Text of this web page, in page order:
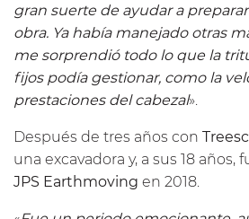
gran suerte de ayudar a
obra. Ya había manejado otras
me sorprendió todo lo que la
fijos podía gestionar, como la
prestaciones del cabezal».
Después de tres años con
una excavadora y, a sus 18 años,
JPS Earthmoving en 2018.